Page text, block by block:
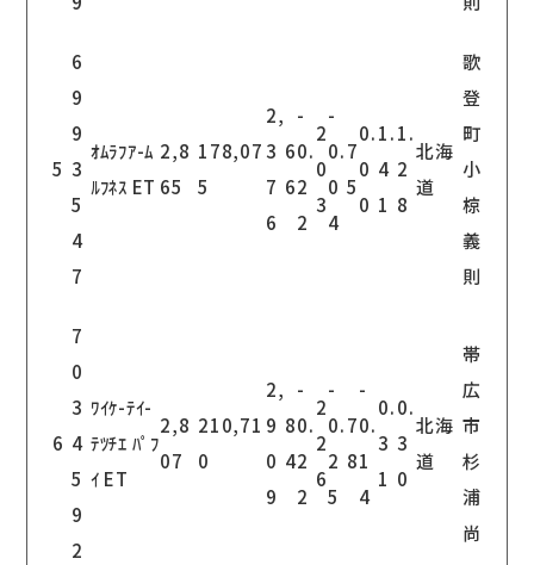
5
6
9
9
3
5
4
7
ｵﾑﾗﾌｱ-ﾑ
ﾙﾌﾈｽ ET
2,8
65
178,07
5
2,
3
7
6
6
6
-
0.
2
2
2
0
3
-
0.
0
4
7
5
0.
0
0
1.
4
1
1.
2
8
北海
道
歌
登
町
小
椋
義
則
6
7
0
3
4
5
9
2
ﾜｲｹ-ﾃｲ-
ﾃﾂﾁｴ ﾊﾟﾌ
ｲ ET
2,8
07
210,71
0
2,
9
0
9
8
4
-
0.
2
2
2
2
6
-
0.
2
5
7
8
-
0.
1
4
0.
3
1
0.
3
0
北海
道
帯
広
市
杉
浦
尚